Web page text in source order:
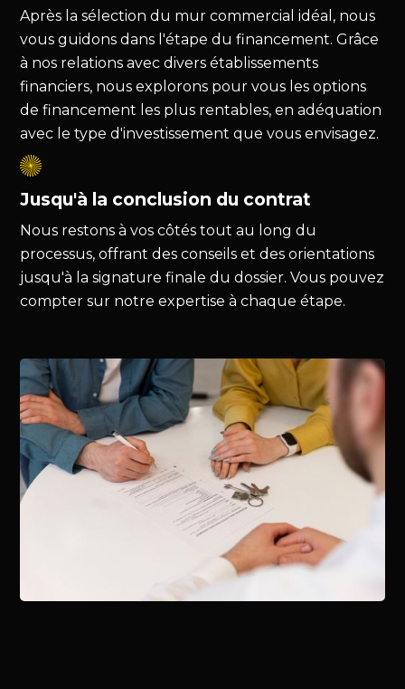
Après la sélection du mur commercial idéal, nous
vous guidons dans l'étape du financement. Grâce
à nos relations avec divers établissements
financiers, nous explorons pour vous les options
de financement les plus rentables, en adéquation
avec le type d'investissement que vous envisagez.
Jusqu'à la conclusion du contrat
Nous restons à vos côtés tout au long du
processus, offrant des conseils et des orientations
jusqu'à la signature finale du dossier. Vous pouvez
compter sur notre expertise à chaque étape.